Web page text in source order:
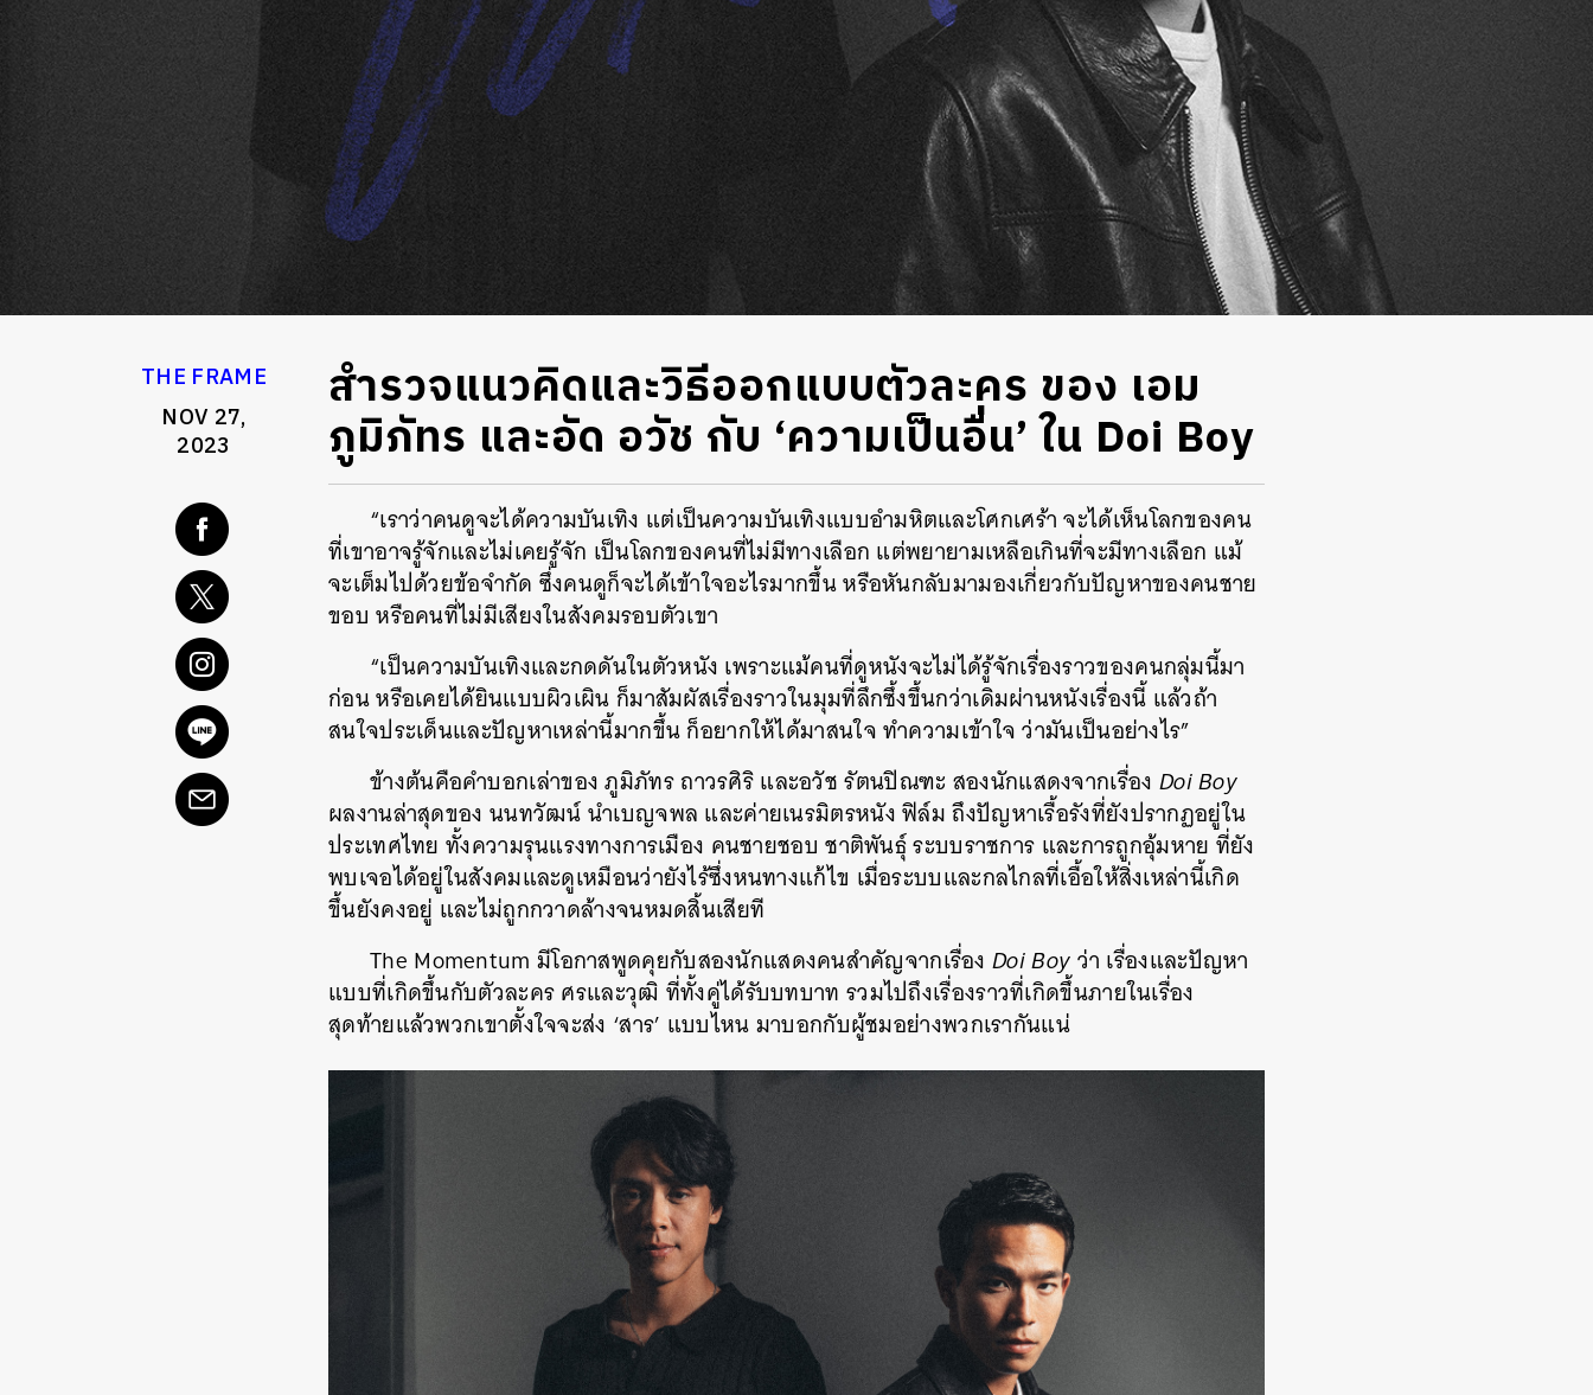
THE FRAME
NOV 27,
2023
สำรวจแนวคิดและวิธีออกแบบตัวละคร ของ เอม
ภูมิภัทร และอัด อวัช กับ ‘ความเป็นอื่น’ ใน Doi Boy
“เราว่าคนดูจะได้ความบันเทิง แต่เป็นความบันเทิงแบบอำมหิตและโศกเศร้า จะได้เห็นโลกของคน
ที่เขาอาจรู้จักและไม่เคยรู้จัก เป็นโลกของคนที่ไม่มีทางเลือก แต่พยายามเหลือเกินที่จะมีทางเลือก แม้
จะเต็มไปด้วยข้อจำกัด ซึ่งคนดูก็จะได้เข้าใจอะไรมากขึ้น หรือหันกลับมามองเกี่ยวกับปัญหาของคนชาย
ขอบ หรือคนที่ไม่มีเสียงในสังคมรอบตัวเขา
“เป็นความบันเทิงและกดดันในตัวหนัง เพราะแม้คนที่ดูหนังจะไม่ได้รู้จักเรื่องราวของคนกลุ่มนี้มา
ก่อน หรือเคยได้ยินแบบผิวเผิน ก็มาสัมผัสเรื่องราวในมุมที่ลึกซึ้งขึ้นกว่าเดิมผ่านหนังเรื่องนี้ แล้วถ้า
สนใจประเด็นและปัญหาเหล่านี้มากขึ้น ก็อยากให้ได้มาสนใจ ทำความเข้าใจ ว่ามันเป็นอย่างไร”
ข้างต้นคือคำบอกเล่าของ ภูมิภัทร ถาวรศิริ และอวัช รัตนปิณฑะ สองนักแสดงจากเรื่อง Doi Boy
ผลงานล่าสุดของ นนทวัฒน์ นำเบญจพล และค่ายเนรมิตรหนัง ฟิล์ม ถึงปัญหาเรื้อรังที่ยังปรากฏอยู่ใน
ประเทศไทย ทั้งความรุนแรงทางการเมือง คนชายชอบ ชาติพันธุ์ ระบบราชการ และการถูกอุ้มหาย ที่ยัง
พบเจอได้อยู่ในสังคมและดูเหมือนว่ายังไร้ซึ่งหนทางแก้ไข เมื่อระบบและกลไกลที่เอื้อให้สิ่งเหล่านี้เกิด
ขึ้นยังคงอยู่ และไม่ถูกกวาดล้างจนหมดสิ้นเสียที
The Momentum มีโอกาสพูดคุยกับสองนักแสดงคนสำคัญจากเรื่องDoi Boyว่า เรื่องและปัญหา
แบบที่เกิดขึ้นกับตัวละคร ศรและวุฒิ ที่ทั้งคู่ได้รับบทบาท รวมไปถึงเรื่องราวที่เกิดขึ้นภายในเรื่อง
สุดท้ายแล้วพวกเขาตั้งใจจะส่ง ‘สาร’ แบบไหน มาบอกกับผู้ชมอย่างพวกเรากันแน่